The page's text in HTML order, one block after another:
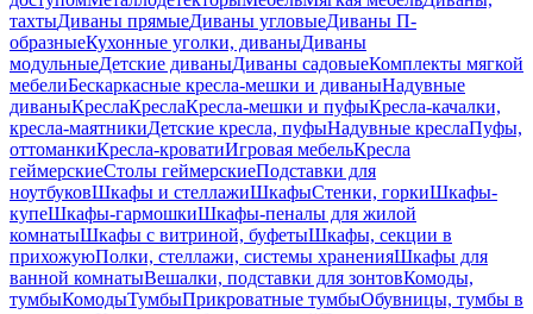
тахтыДиваны прямыеДиваны угловыеДиваны П-
образныеКухонные уголки, диваныДиваны
модульныеДетские диваныДиваны садовыеКомплекты мягкой
мебелиБескаркасные кресла-мешки и диваныНадувные
диваныКреслаКреслаКресла-мешки и пуфыКресла-качалки,
кресла-маятникиДетские кресла, пуфыНадувные креслаПуфы,
оттоманкиКресла-кроватиИгровая мебельКресла
геймерскиеСтолы геймерскиеПодставки для
ноутбуковШкафы и стеллажиШкафыСтенки, горкиШкафы-
купеШкафы-гармошкиШкафы-пеналы для жилой
комнатыШкафы с витриной, буфетыШкафы, секции в
прихожуюПолки, стеллажи, системы храненияШкафы для
ванной комнатыВешалки, подставки для зонтовКомоды,
тумбыКомодыТумбыПрикроватные тумбыОбувницы, тумбы в